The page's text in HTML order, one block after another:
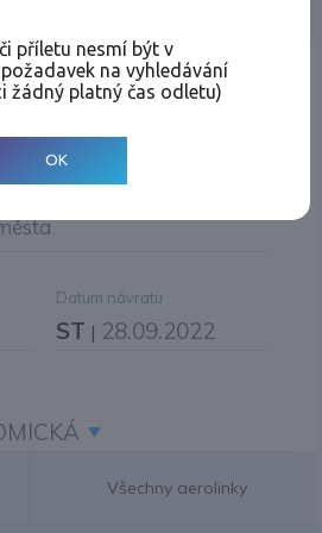
Datum návratu
ST | 28.09.2022
Všechny aerolinky
příletu nesmí být v
na vyhledávání
žádný platný čas odletu)
OK